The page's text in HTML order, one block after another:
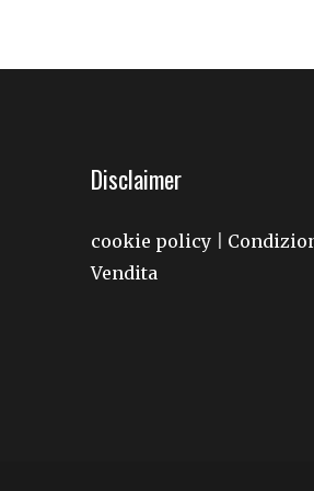
Disclaimer
cookie policy
Vendita